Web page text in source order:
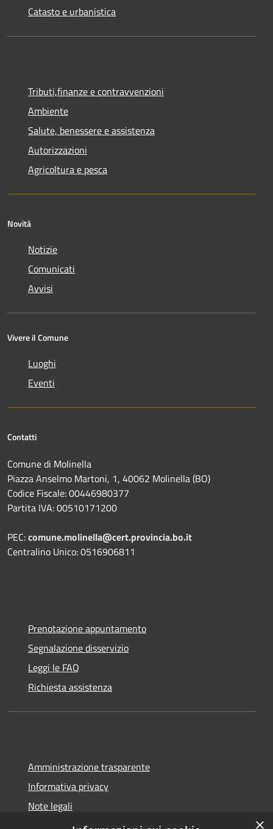
Catasto e urbanistica
Tributi,finanze e contravvenzioni
Ambiente
Salute, benessere e assistenza
Autorizzazioni
Agricoltura e pesca
Novità
Notizie
Comunicati
Avvisi
Vivere il Comune
Luoghi
Eventi
Contatti
Comune di Molinella
Piazza Anselmo Martoni, 1, 40062 Molinella (BO)
Codice Fiscale: 00446980377
Partita IVA: 00510171200
PEC:comune.molinella@cert.provincia.bo.it
Centralino Unico: 0516906811
Prenotazione appuntamento
Segnalazione disservizio
Leggi le FAQ
Richiesta assistenza
Amministrazione trasparente
Informativa privacy
Note legali
Dichiarazione di accessibilità
×